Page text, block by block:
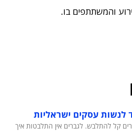
והמשתתפים בו.
לנשות עסקים ישראליות
קל להתלבש. לגברים אין התלבטות איך